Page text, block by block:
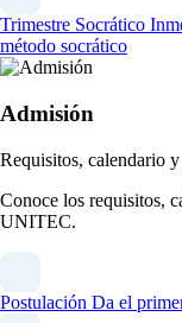
Trimestre Socrático
método socrático
Admisión
Requisitos, calendario
Conoce los requisitos,
UNITEC.
Postulación Da el